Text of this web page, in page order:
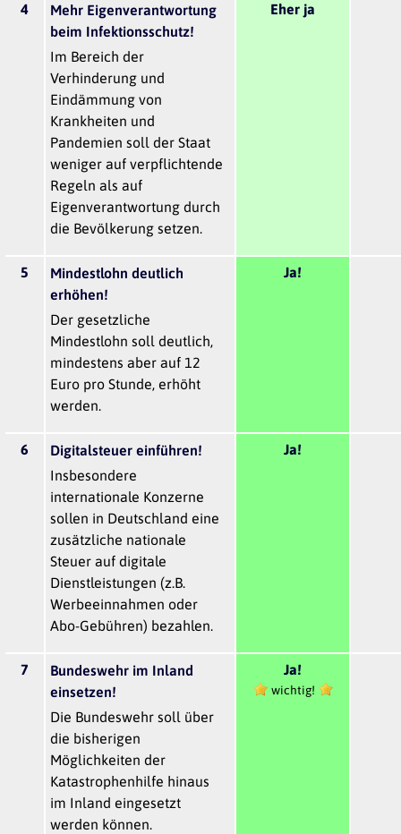
4
Mehr Eigenverantwortung
beim Infektionsschutz!
Im Bereich der
Verhinderung und
Eindämmung von
Krankheiten und
Pandemien soll der Staat
weniger auf verpflichtende
Regeln als auf
Eigenverantwortung durch
die Bevölkerung setzen.
Eher ja
5
Mindestlohn deutlich
erhöhen!
Der gesetzliche
Mindestlohn soll deutlich,
mindestens aber auf 12
Euro pro Stunde, erhöht
werden.
Ja!
6
Digitalsteuer einführen!
Insbesondere
internationale Konzerne
sollen in Deutschland eine
zusätzliche nationale
Steuer auf digitale
Dienstleistungen (z.B.
Werbeeinnahmen oder
Abo-Gebühren) bezahlen.
Ja!
7
Bundeswehr im Inland
einsetzen!
Die Bundeswehr soll über
die bisherigen
Möglichkeiten der
Katastrophenhilfe hinaus
im Inland eingesetzt
werden können.
Ja!
wichtig!